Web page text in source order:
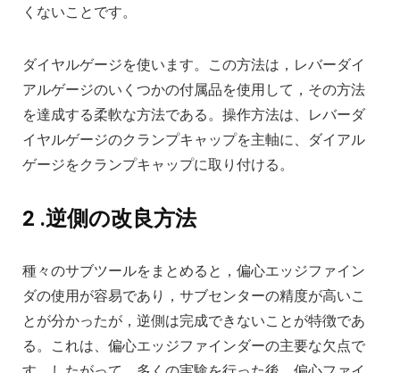
くないことです。
ダイヤルゲージを使います。この方法は，レバーダイ
アルゲージのいくつかの付属品を使用して，その方法
を達成する柔軟な方法である。操作方法は、レバーダ
イヤルゲージのクランプキャップを主軸に、ダイアル
ゲージをクランプキャップに取り付ける。
2 .逆側の改良方法
種々のサブツールをまとめると，偏心エッジファイン
ダの使用が容易であり，サブセンターの精度が高いこ
とが分かったが，逆側は完成できないことが特徴であ
る。これは、偏心エッジファインダーの主要な欠点で